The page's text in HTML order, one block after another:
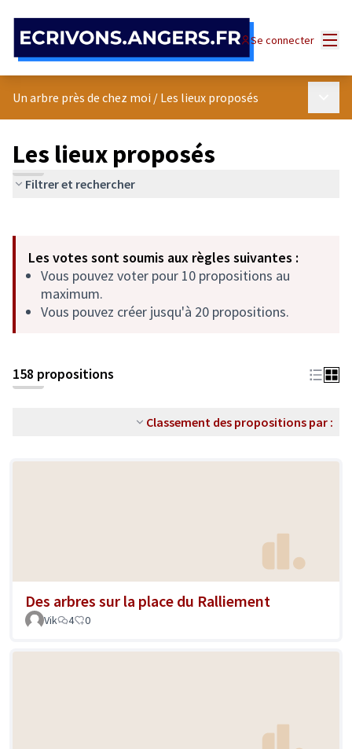
Se connecter
Un arbre près de chez moi / Les lieux proposés
Les lieux proposés
Filtrer et rechercher
−
Les votes sont soumis aux règles suivantes :
Vous pouvez voter pour 10 propositions au
maximum.
Vous pouvez créer jusqu'à 20 propositions.
158 propositions
Classement des propositions par :
Des arbres sur la place du Ralliement
Vik 4 0